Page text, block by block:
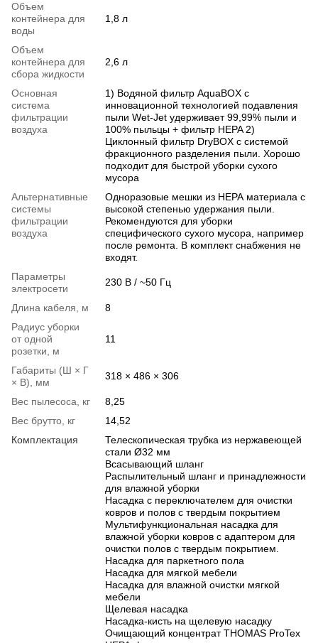
Объем
контейнера для
воды
1,8 л
Объем
контейнера для
сбора жидкости
2,6 л
Основная
система
фильтрации
воздуха
1) Водяной фильтр AquaBOX с
инновационной технологией подавления
пыли Wet-Jet удерживает 99,99% пыли и
100% пыльцы + фильтр HEPA 2)
Циклонный фильтр DryBOX с системой
фракционного разделения пыли. Хорошо
подходит для быстрой уборки сухого
мусора
Альтернативные
системы
фильтрации
воздуха
Одноразовые мешки из НЕРА материала с
высокой степенью удержания пыли.
Рекомендуются для уборки
специфического сухого мусора, например
после ремонта. В комплект снабжения не
входят.
Параметры
электросети
230 В / ~50 Гц
Длина кабеля, м
8
Радиус уборки
от одной
розетки, м
11
Габариты (Ш × Г
× В), мм
318 × 486 × 306
Вес пылесоса, кг
8,25
Вес брутто, кг
14,52
Комплектация
Телескопическая трубка из нержавеющей
стали Ø32 мм
Всасывающий шланг
Распылительный шланг и принадлежности
для влажной уборки
Насадка с переключателем для очистки
ковров и полов с твердым покрытием
Мультифункциональная насадка для
влажной уборки ковров с адаптером для
очистки полов с твердым покрытием.
Насадка для паркетного пола
Насадка для мягкой мебели
Насадка для влажной очистки мягкой
мебели
Щелевая насадка
Насадка-кисть на щелевую насадку
Очищающий концентрат THOMAS ProTex